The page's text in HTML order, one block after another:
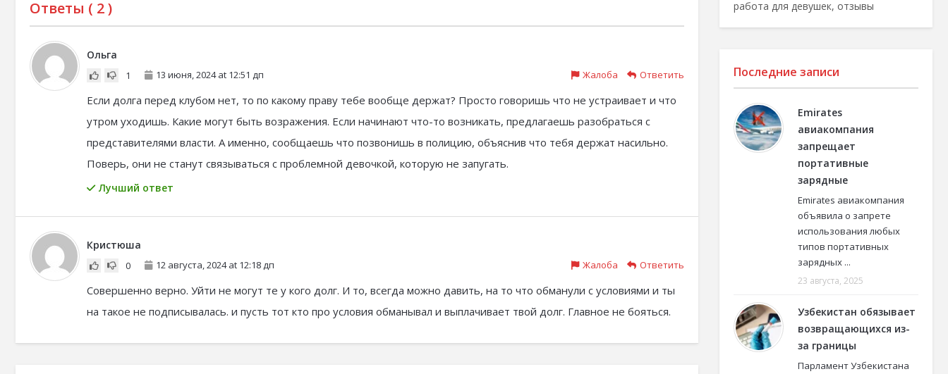
Ответы ( 2)
Ольга
1 13 июня, 2024 at 12:51 дп Жалоба Ответить
Если долга перед клубом нет, то по какому праву тебе вообще держат? Просто говоришь что не устраивает и что
утром уходишь. Какие могут быть возражения. Если начинают что-то возникать, предлагаешь разобраться с
представителями власти. А именно, сообщаешь что позвонишь в полицию, объяснив что тебя держат насильно.
Поверь, они не станут связываться с проблемной девочкой, которую не запугать.
Лучший ответ
Кристюша
0 12 августа, 2024 at 12:18 дп Жалоба Ответить
Совершенно верно. Уйти не могут те у кого долг. И то, всегда можно давить, на то что обманули с условиями и ты
на такое не подписывалась. и пусть тот кто про условия обманывал и выплачивает твой долг. Главное не бояться.
работа для девушек, отзывы
Последние записи
Emirates
авиакомпания
запрещает
портативные
зарядные
Emirates авиакомпания
объявила о запрете
использования любых
типов портативных
зарядных ...
23 августа, 2025
Узбекистан обязывает
возвращающихся из-
за границы
Парламент Узбекистана